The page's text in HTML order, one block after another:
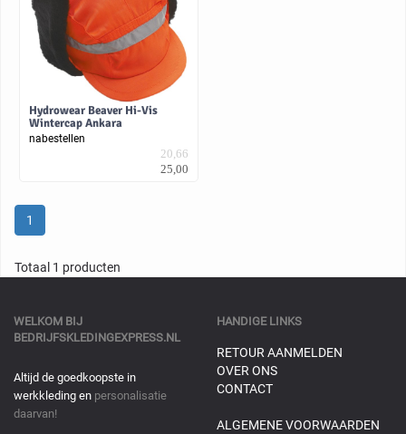
Hydrowear Beaver Hi-Vis
Wintercap Ankara
nabestellen
20,66
25,00
1
Totaal 1 producten
WELKOM BIJ
BEDRIJFSKLEDINGEXPRESS.NL
Altijd de goedkoopste in
werkkleding en personalisatie
daarvan!
HANDIGE LINKS
RETOUR AANMELDEN
OVER ONS
CONTACT
ALGEMENE VOORWAARDEN